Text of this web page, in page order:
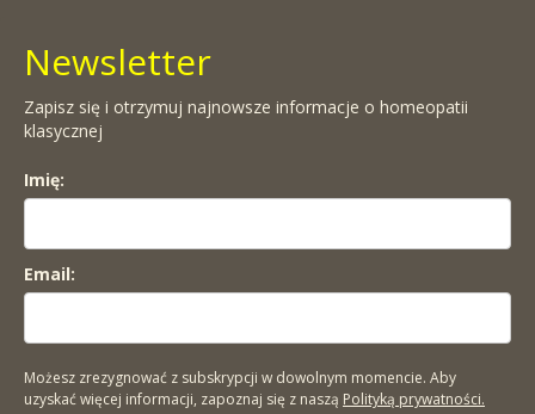
Newsletter
Zapisz się i otrzymuj najnowsze informacje o homeopatii
klasycznej
Imię:
Email:
Możesz zrezygnować z subskrypcji w dowolnym momencie. Aby
uzyskać więcej informacji, zapoznaj się z naszą Polityką prywatności.